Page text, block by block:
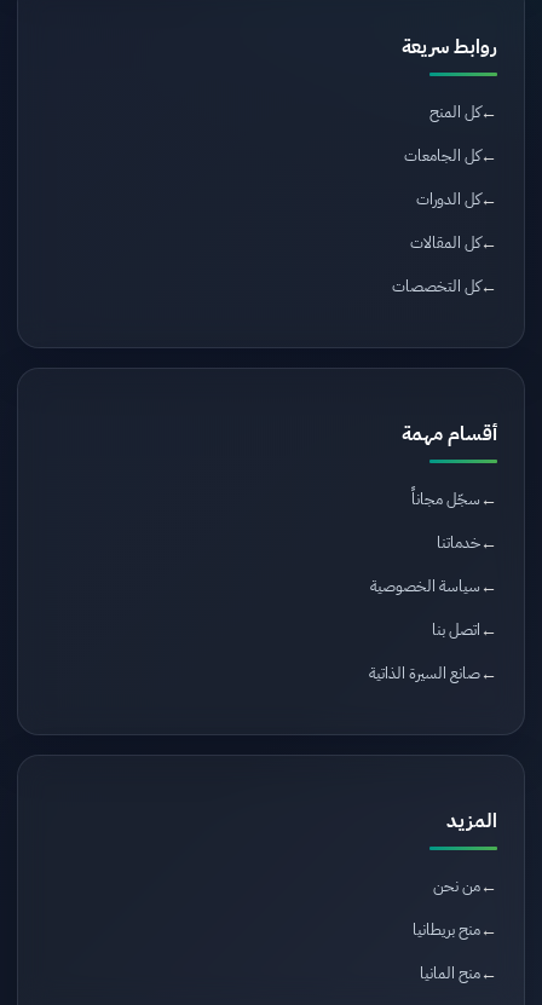
روابط سريعة
كل المنح
كل الجامعات
كل الدورات
كل المقالات
كل التخصصات
أقسام مهمة
سجّل مجاناً
خدماتنا
سياسة الخصوصية
اتصل بنا
صانع السيرة الذاتية
المزيد
من نحن
منح بريطانيا
منح المانيا